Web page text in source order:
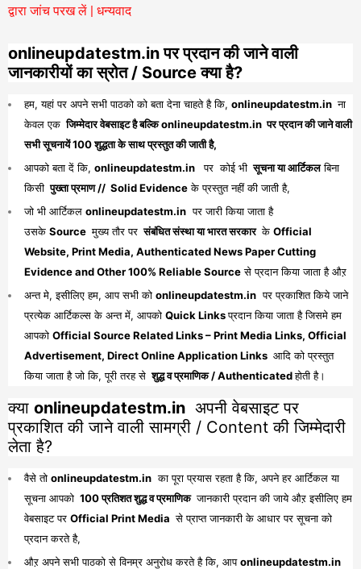
द्वारा जांच परख लें | धन्यवाद
onlineupdatestm.in पर प्रदान की जाने वाली
जानकारीयों का स्रोत / Source क्या है?
हम, यहां पर अपने सभी पाठको को बता देना चाहते है कि, onlineupdatestm.in ना
केवल एक जिम्मेदार वेबसाइट है बल्कि onlineupdatestm.in पर प्रदान की जाने वाली
सभी सूचनायें 100 शुद्धता के साथ प्रस्तुत की जाती है,
आपको बता दें कि, onlineupdatestm.in पर कोई भी सूचना या आर्टिकलबिना
किसी पुख्ता प्रमाण // Solid Evidenceके प्रस्तुत नहीं की जाती है,
जो भी आर्टिकल onlineupdatestm.in पर जारी किया जाता है
उसके Source मुख्य तौर पर संबंधित संस्था या भारत सरकार के Official
Website, Print Media, Authenticated News Paper Cutting
Evidence and Other 100% Reliable Sourceसे प्रदान किया जाता है औऱ
अन्त मे, इसीलिए हम, आप सभी को onlineupdatestm.in पर प्रकाशित किये जाने
प्रत्येक आर्टिकल्स के अन्त में, आपको Quick Linksप्रदान किया जाता है जिसमे हम
आपको Official Source Related Links – Print Media Links, Official
Advertisement, Direct Online Application Links आदि को प्रस्तुत
किया जाता है जो कि, पूरी तरह से शुद्ध व प्रमाणिक / Authenticatedहोती है।
क्या onlineupdatestm.in अपनी वेबसाइट पर
प्रकाशित की जाने वाली सामग्री / Content की जिम्मेदारी
लेता है?
वैसे तो onlineupdatestm.in का पूरा प्रयास रहता है कि, अपने हर आर्टिकल या
सूचना आपको 100 प्रतिशत शुद्ध व प्रमाणिक जानकारी प्रदान की जाये औऱ इसीलिए हम
वेबसाइट पर Official Print Media से प्राप्त जानकारी के आधार पर सूचना को
प्रदान करते है,
औऱ अपने सभी पाठको से विनम्र अनुरोध करते है कि, आपonlineupdatestm.in